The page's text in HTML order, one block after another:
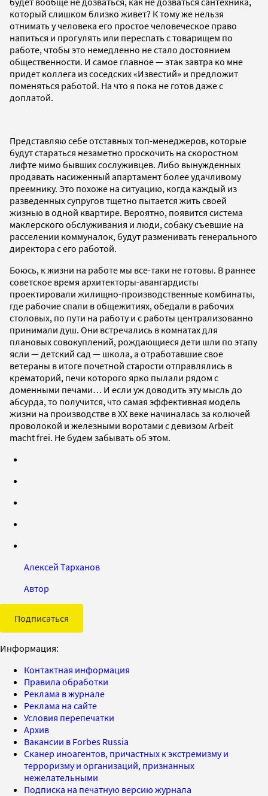
который слишком близко живет? К тому же нельзя
отнимать у человека его простое человеческое право
напиться и прогулять или переспать с товарищем по
работе, чтобы это немедленно не стало достоянием
общественности. И самое главное — этак завтра ко мне
придет коллега из соседских «Известий» и предложит
поменяться работой. На что я пока не готов даже с
доплатой.
Представляю себе отставных топ-менеджеров, которые
будут стараться незаметно проскочить на скоростном
лифте мимо бывших сослуживцев. Либо вынужденных
продавать насиженный апартамент более удачливому
преемнику. Это похоже на ситуацию, когда каждый из
разведенных супругов тщетно пытается жить своей
жизнью в одной квартире. Вероятно, появится система
маклерского обслуживания и люди, собаку съевшие на
расселении коммуналок, будут разменивать генерального
директора с его работой.
Боюсь, к жизни на работе мы все-таки не готовы. В раннее
советское время архитекторы-авангардисты
проектировали жилищно-производственные комбинаты,
где рабочие спали в общежитиях, обедали в рабочих
столовых, по пути на работу и с работы централизованно
принимали душ. Они встречались в комнатах для
плановых совокуплений, рождающиеся дети шли по этапу
ясли — детский сад — школа, а отработавшие свое
ветераны в итоге почетной старости отправлялись в
крематорий, печи которого ярко пылали рядом с
доменными печами… И если уж доводить эту мысль до
абсурда, то получится, что самая эффективная модель
жизни на производстве в ХХ веке начиналась за колючей
проволокой и железными воротами с девизом Arbeit
macht frei. Не будем забывать об этом.
Алексей Тарханов
Автор
Подписаться
Информация:
Контактная информация
Правила обработки
Реклама в журнале
Реклама на сайте
Условия перепечатки
Архив
Вакансии в Forbes Russia
Сканер иноагентов, причастных к экстремизму и
терроризму и организаций, признанных
нежелательными
Подписка на печатную версию журнала